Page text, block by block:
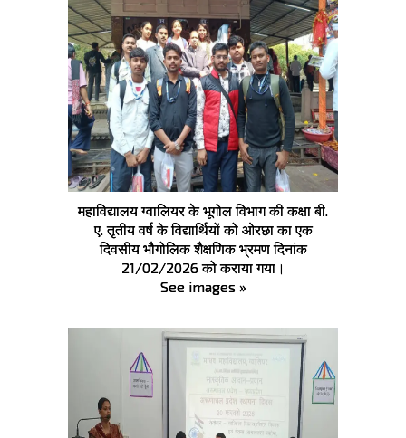
महाविद्यालय ग्वालियर के भूगोल विभाग की कक्षा बी.
ए. तृतीय वर्ष के विद्यार्थियों को ओरछा का एक
दिवसीय भौगोलिक शैक्षणिक भ्रमण दिनांक
21/02/2026 को कराया गया।
See images »